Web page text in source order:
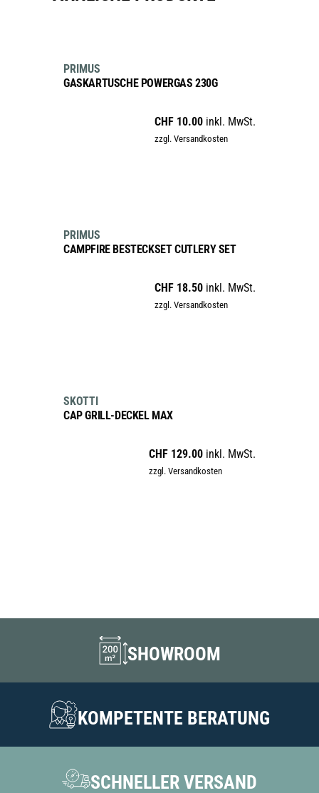
GASKARTUSCHE POWERGAS 230G
CHF 10.00 inkl. MwSt.
zzgl. Versandkosten
PRIMUS
CAMPFIRE BESTECKSET CUTLERY SET
CHF 18.50 inkl. MwSt.
zzgl. Versandkosten
PRIMUS
CAP GRILL-DECKEL MAX
CHF 129.00 inkl. MwSt.
zzgl. Versandkosten
SKOTTI
SHOWROOM
KOMPETENTE BERATUNG
SCHNELLER VERSAND